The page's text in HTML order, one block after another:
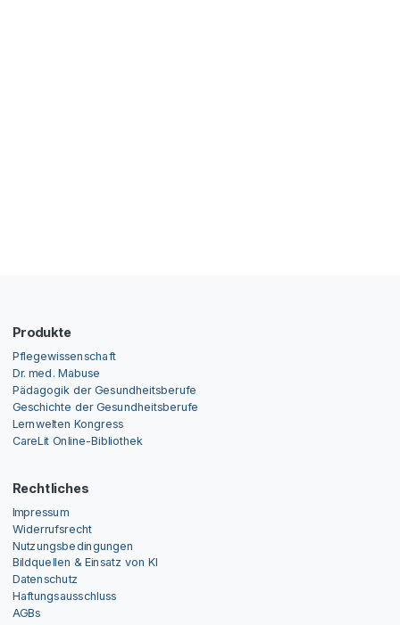
Produkte
Pflegewissenschaft
Dr. med. Mabuse
Pädagogik der Gesundheitsberufe
Geschichte der Gesundheitsberufe
Lernwelten Kongress
CareLit Online-Bibliothek
Rechtliches
Impressum
Widerrufsrecht
Nutzungsbedingungen
Bildquellen & Einsatz von KI
Datenschutz
Haftungsausschluss
AGBs